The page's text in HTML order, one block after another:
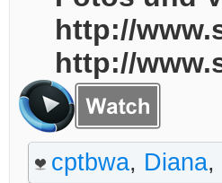
http://
http://
cptbwa, Diana,